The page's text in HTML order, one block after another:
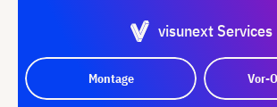
visunext Services
Montage Vor-